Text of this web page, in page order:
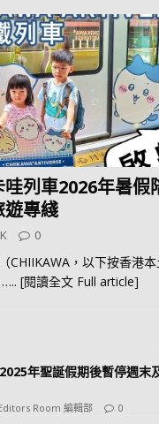
哇列車2026年暑
遊專綫
0
CHIIKAWA，以下按香港
….. [閱讀全文 Full article]
2025年聖誕假期後暫停週末
Room 編輯部 0